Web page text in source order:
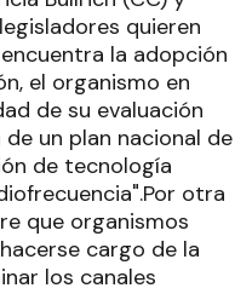
quieren
la adopción
el organismo en
de su evaluación
un plan nacional de
de tecnología
otra
que organismos
cargo de la
los canales